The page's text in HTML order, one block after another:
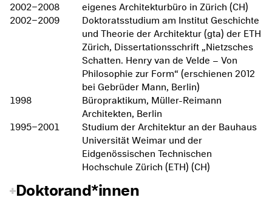
2002–2008
eigenes Architekturbüro in Zürich (CH)
2002–2009
Doktoratsstudium am Institut Geschichte
und Theorie der Architektur (gta) der ETH
Zürich, Dissertationsschrift „Nietzsches
Schatten. Henry van de Velde – Von
Philosophie zur Form“ (erschienen 2012
bei Gebrüder Mann, Berlin)
1998
Büropraktikum, Müller-Reimann
Architekten, Berlin
1995–2001
Studium der Architektur an der Bauhaus
Universität Weimar und der
Eidgenössischen Technischen
Hochschule Zürich (ETH) (CH)
Doktorand*innen